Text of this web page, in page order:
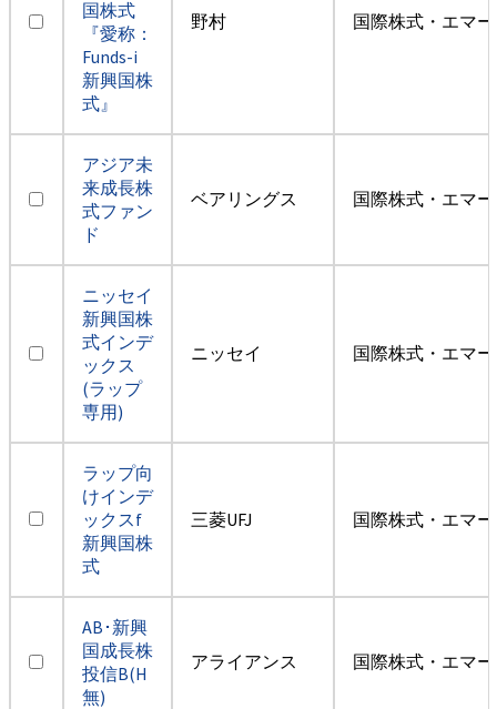
国株式
『愛称：
Funds-i
新興国株
式』
野村 国際株式・エマ
アジア未
来成長株
式ファン
ド
ベアリングス 国際株式・エマ
ニッセイ
新興国株
式インデ
ックス
(ラップ
専用)
ニッセイ 国際株式・エマ
ラップ向
けインデ
ックスf
新興国株
式
三菱UFJ 国際株式・エマ
AB･新興
国成長株
投信B(H
無)
アライアンス 国際株式・エマ